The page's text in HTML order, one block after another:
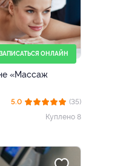
ЗАПИСАТЬСЯ ОНЛАЙН
«Массаж
5.0
(35)
Куплено 8